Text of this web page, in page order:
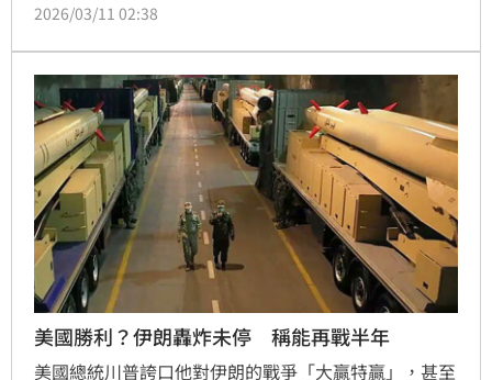
區域內的美國資產。伊朗稱為此出動了多枚飛彈，包括
2026/03/11 02:38
美國勝利？伊朗轟炸未停 稱能再戰半年
美國總統川普誇口他對伊朗的戰爭「大贏特贏」，甚至